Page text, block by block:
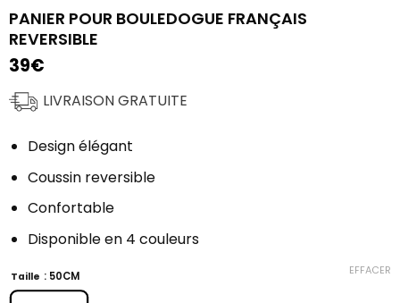
PANIER POUR BOULEDOGUE FRANÇAIS
REVERSIBLE
39€
LIVRAISON GRATUITE
Design élégant
Coussin reversible
Confortable
Disponible en 4 couleurs
Taille : 50CM EFFACER